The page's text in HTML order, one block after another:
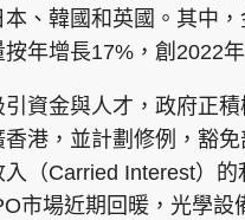
本、韓國和英國。其中
年增長17%，創2022
資金與人才，政府正
港，並計劃修例，豁
（Carried Interest）的
市場近期回暖，光學設